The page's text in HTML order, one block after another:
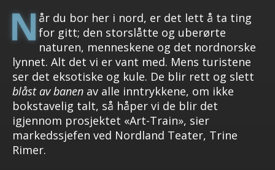
Når du bor her i nord, er det lett å ta ting
for gitt; den storslåtte og uberørte
naturen, menneskene og det nordnorske
lynnet. Alt det vi er vant med. Mens turistene
ser det eksotiske og kule. De blir rett og slett
blåst av banen av alle inntrykkene, om ikke
bokstavelig talt, så håper vi de blir det
igjennom prosjektet «Art-Train», sier
markedssjefen ved Nordland Teater, Trine
Rimer.